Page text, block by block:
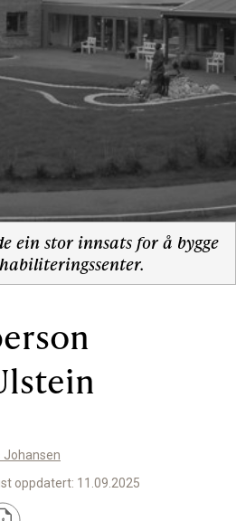
ein stor innsats for å bygge
Johansen
oppdatert: 11.09.2025